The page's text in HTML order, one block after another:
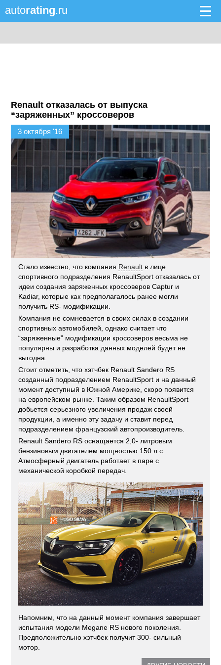
autorating.ru
Renault отказалась от выпуска
“заряженных” кроссоверов
3 октября '16
Стало известно, что компания Renault в лице
спортивного подразделения RenaultSport отказалась от
идеи создания заряженных кроссоверов Captur и
Kadiar, которые как предполагалось ранее могли
получить RS- модификации.
Компания не сомневается в своих силах в создании
спортивных автомобилей, однако считает что
“заряженные” модификации кроссоверов весьма не
популярны и разработка данных моделей будет не
выгодна.
Стоит отметить, что хэтчбек Renault Sandero RS
созданный подразделением RenaultSport и на данный
момент доступный в Южной Америке, скоро появится
на европейском рынке. Таким образом RenaultSport
добьется серьезного увеличения продаж своей
продукции, а именно эту задачу и ставит перед
подразделением французский автопроизводитель.
Renault Sandero RS оснащается 2,0- литровым
бензиновым двигателем мощностью 150 л.с.
Атмосферный двигатель работает в паре с
механической коробкой передач.
Напомним, что на данный момент компания завершает
испытания модели Megane RS нового поколения.
Предположительно хэтчбек получит 300- сильный
мотор.